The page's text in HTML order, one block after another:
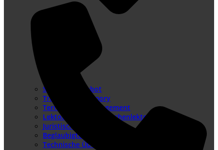
Sprachenangebot
Translation Memory
Terminologiemanagement
Lektorat – Fremdsprachenlektorat
Juristische Übersetzungen
Beglaubigte Übersetzungen
Technische Übersetzungen